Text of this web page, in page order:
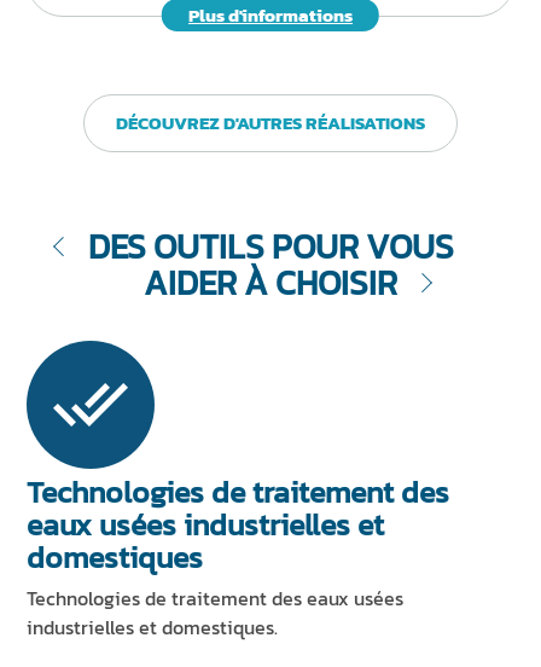
Plus d'informations
DÉCOUVREZ D'AUTRES RÉALISATIONS
DES OUTILS POUR VOUS
AIDER À CHOISIR
Technologies de traitement des
eaux usées industrielles et
domestiques
Technologies de traitement des eaux usées
industrielles et domestiques.